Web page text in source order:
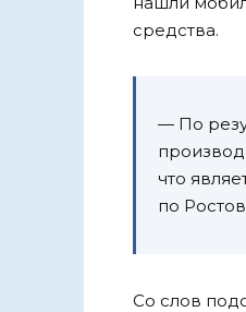
средства.
— По
что
по
Со слов